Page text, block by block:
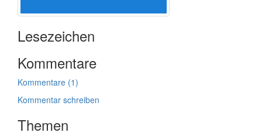
Lesezeichen
Kommentare
Kommentare (1)
Kommentar schreiben
Themen